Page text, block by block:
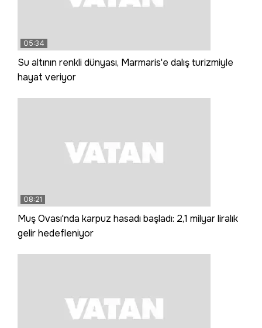
05:34
Su altının renkli dünyası, Marmaris'e dalış turizmiyle
hayat veriyor
08:21
Muş Ovası'nda karpuz hasadı başladı: 2,1 milyar liralık
gelir hedefleniyor